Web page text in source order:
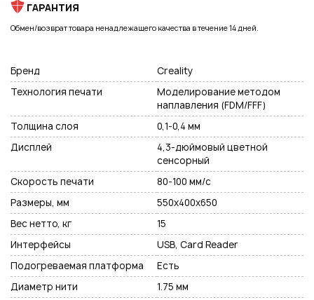
ГАРАНТИЯ
Обмен/возврат товара ненадлежащего качества в течение 14 дней.
Бренд
Creality
Технология печати
Моделирование методом
наплавления (FDM/FFF)
Толщина слоя
0,1-0,4 мм
Дисплей
4,3-дюймовый цветной
сенсорный
Скорость печати
80-100 мм/с
Размеры, мм
550х400х650
Вес нетто, кг
15
Интерфейсы
USB, Card Reader
Подогреваемая платформа
Есть
Диаметр нити
1.75 мм
персональных данных